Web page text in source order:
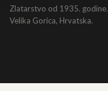
Zlatarstvo od 1935. godine.
Velika Gorica, Hrvatska.